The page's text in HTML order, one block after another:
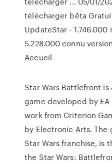
télécharger bêta
UpdateStar -
5.228.000 connu
Accueil
Star Wars Battlefront
game developed by
work from Criterion
by Electronic Arts. The
Star Wars franchise, is
the Star Wars: